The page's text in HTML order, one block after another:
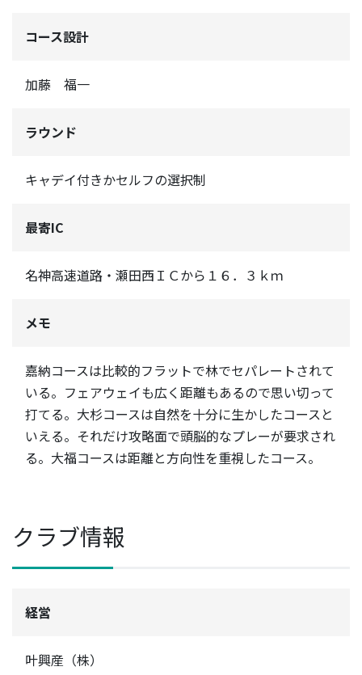
コース設計
加藤 福一
ラウンド
キャデイ付きかセルフの選択制
最寄IC
名神高速道路・瀬田西ＩＣから１６．３ｋｍ
メモ
嘉納コースは比較的フラットで林でセパレートされて
いる。フェアウェイも広く距離もあるので思い切って
打てる。大杉コースは自然を十分に生かしたコースと
いえる。それだけ攻略面で頭脳的なプレーが要求され
る。大福コースは距離と方向性を重視したコース。
クラブ情報
経営
叶興産（株）